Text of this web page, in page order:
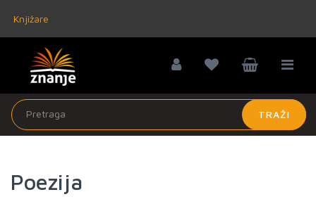
Knjižare
TRAŽI
Poezija